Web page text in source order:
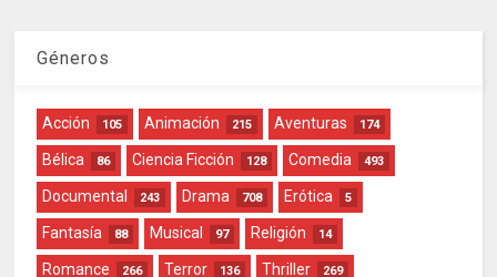
Géneros
Acción 105 Animación 215 Aventuras 174
Bélica 86 Ciencia Ficción 128 Comedia 493
Documental 243 Drama 708 Erótica 5
Fantasía 88 Musical 97 Religión 14
Romance 266 Terror 136 Thriller 269